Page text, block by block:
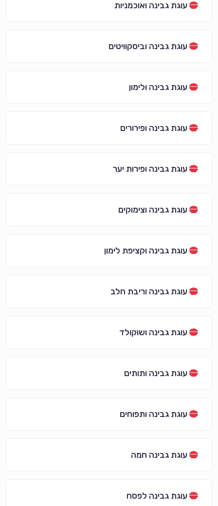
עוגת גבינה ואוכמניות
עוגת גבינה וביסקוויטים
עוגת גבינה ולימון
עוגת גבינה ופירורים
עוגת גבינה ופירות יער
עוגת גבינה וצימוקים
עוגת גבינה וקציפת לימון
עוגת גבינה וריבת חלב
עוגת גבינה ושוקולד
עוגת גבינה ותותים
עוגת גבינה ותפוחים
עוגת גבינה חמה
עוגת גבינה לפסח